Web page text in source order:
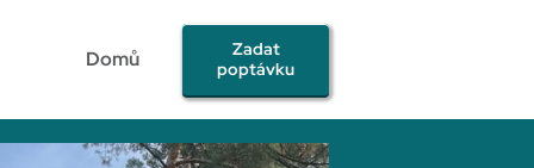
Domů
Zadat
poptávku